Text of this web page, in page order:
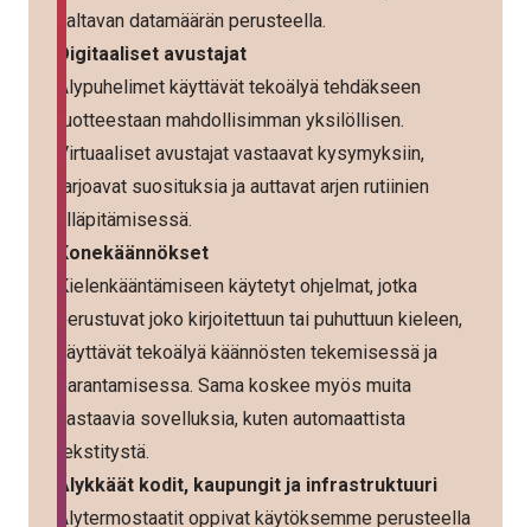
valtavan datamäärän perusteella.
Digitaaliset avustajat
Älypuhelimet käyttävät tekoälyä tehdäkseen
tuotteestaan mahdollisimman yksilöllisen.
Virtuaaliset avustajat vastaavat kysymyksiin,
tarjoavat suosituksia ja auttavat arjen rutiinien
ylläpitämisessä.
Konekäännökset
Kielenkääntämiseen käytetyt ohjelmat, jotka
perustuvat joko kirjoitettuun tai puhuttuun kieleen,
käyttävät tekoälyä käännösten tekemisessä ja
parantamisessa. Sama koskee myös muita
vastaavia sovelluksia, kuten automaattista
tekstitystä.
Älykkäät kodit, kaupungit ja infrastruktuuri
Älytermostaatit oppivat käytöksemme perusteella